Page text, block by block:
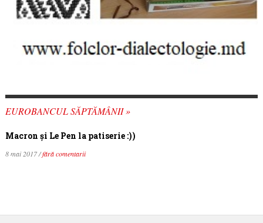
EUROBANCUL SĂPTĂMÂNII »
Macron şi Le Pen la patiserie :))
8 mai 2017 /fără comentarii